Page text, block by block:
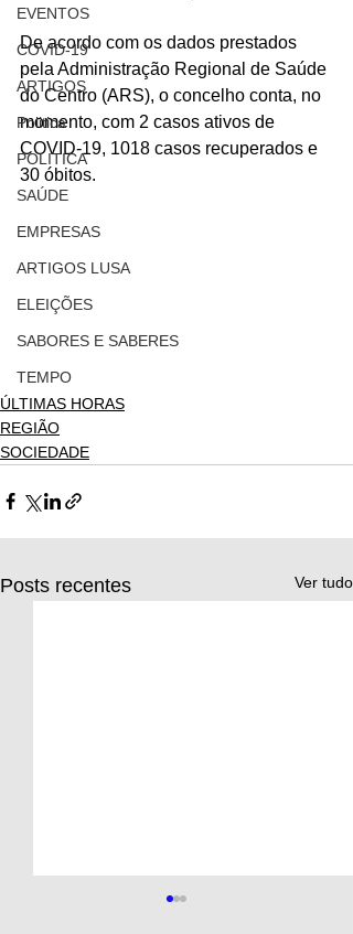
EVENTOS
COVID-19
ARTIGOS
Politica
POLITICA
SAÚDE
EMPRESAS
ARTIGOS LUSA
ELEIÇÕES
SABORES E SABERES
TEMPO
De acordo com os dados prestados
pela Administração Regional de Saúde
do Centro (ARS), o concelho conta, no
momento, com 2 casos ativos de
COVID-19, 1018 casos recuperados e
30 óbitos.
ÚLTIMAS HORAS
REGIÃO
SOCIEDADE
Posts recentes Ver tudo